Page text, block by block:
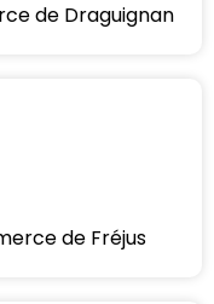
de Draguignan
de Fréjus